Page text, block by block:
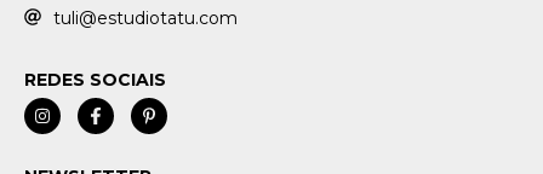
tuli@estudiotatu.com
REDES SOCIAIS